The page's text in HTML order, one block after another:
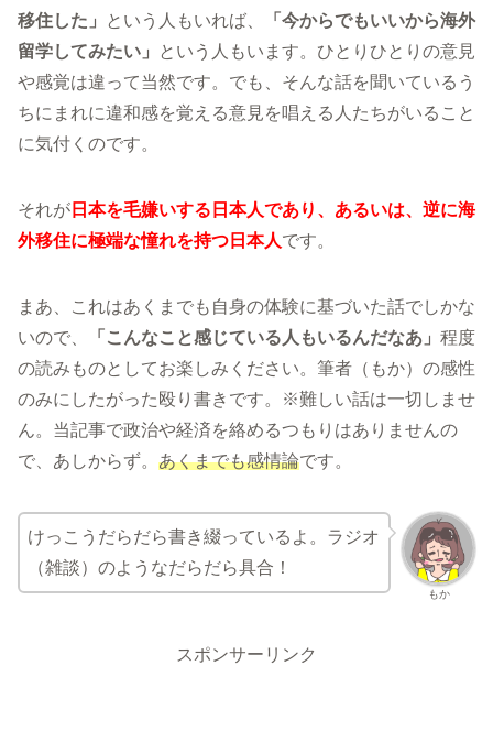
移住した」
という人もいれば、
「今からでもいいから海外
留学してみたい」
という人もいます。ひとりひとりの意見
や感覚は違って当然です。でも、そんな話を聞いているう
ちにまれに違和感を覚える意見を唱える人たちがいること
に気付くのです。
それが 日本を毛嫌いする日本人であり、あるいは、逆に海
外移住に極端な憧れを持つ日本人です。
まあ、これはあくまでも自身の体験に基づいた話でしかな
いので、
「こんなこと感じている人もいるんだなあ」 程度
の読みものとしてお楽しみください。筆者（もか）の感性
のみにしたがった殴り書きです。※難しい話は一切しませ
ん。当記事で政治や経済を絡めるつもりはありませんの
で、あしからず。 あくまでも感情論です。
もか
けっこうだらだら書き綴っているよ。ラジオ
（雑談）のようなだらだら具合！
スポンサーリンク